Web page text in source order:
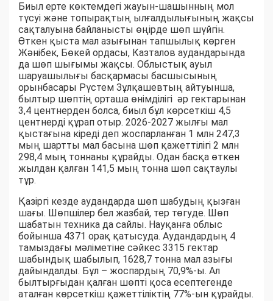
Биыл ерте көктемдегі жауын-шашынның мол
түсуі және топырақтың ылғалдылығының жақсы
сақталуына байланысты өңірде шөп шүйгін.
Өткен қыста мал азығынан тапшылық көрген
Жәнібек, Бөкей ордасы, Казталов аудандарында
да шөп шығымы жақсы. Облыстық ауыл
шаруашылығы басқармасы басшысының
орынбасары Рүстем Зұлқашевтың айтуынша,
былтыр шөптің орташа өнімділігі әр гектарынан
3,4 центнерден болса, биыл бұл көрсеткіш 4,5
центнерді құрап отыр. 2026-2027 жылғы мал
қыстағына кіреді деп жоспарланған 1 млн 247,3
мың шартты мал басына шөп қажеттілігі 2 млн
298,4 мың тоннаны құрайды. Одан басқа өткен
жылдан қалған 141,5 мың тонна шөп сақтаулы
тұр.
Қазіргі кезде аудандарда шөп шабудың қызған
шағы. Шөпшілер бел жазбай, тер төгуде. Шөп
шабатын техника да сайлы. Науқанға облыс
бойынша 4371 орақ қатысуда. Аудандардың 4
тамыздағы мәліметіне сәйкес 3315 гектар
шабындық шабылып, 1628,7 тонна мал азығы
дайындалды. Бұл – жоспардың 70,9%-ы. Ал
былтырғыдан қалған шөпті қоса есептегенде
аталған көрсеткіш қажеттіліктің 77%-ын құрайды.